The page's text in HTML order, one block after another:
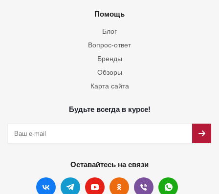
Помощь
Блог
Вопрос-ответ
Бренды
Обзоры
Карта сайта
Будьте всегда в курсе!
Оставайтесь на связи